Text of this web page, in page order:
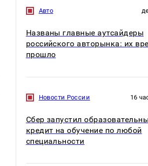
Авто
Названы главные аутсайдеры
российского авторынка: их
прошло
Новости России 16
Сбер запустил
кредит на обучение по любой
специальности